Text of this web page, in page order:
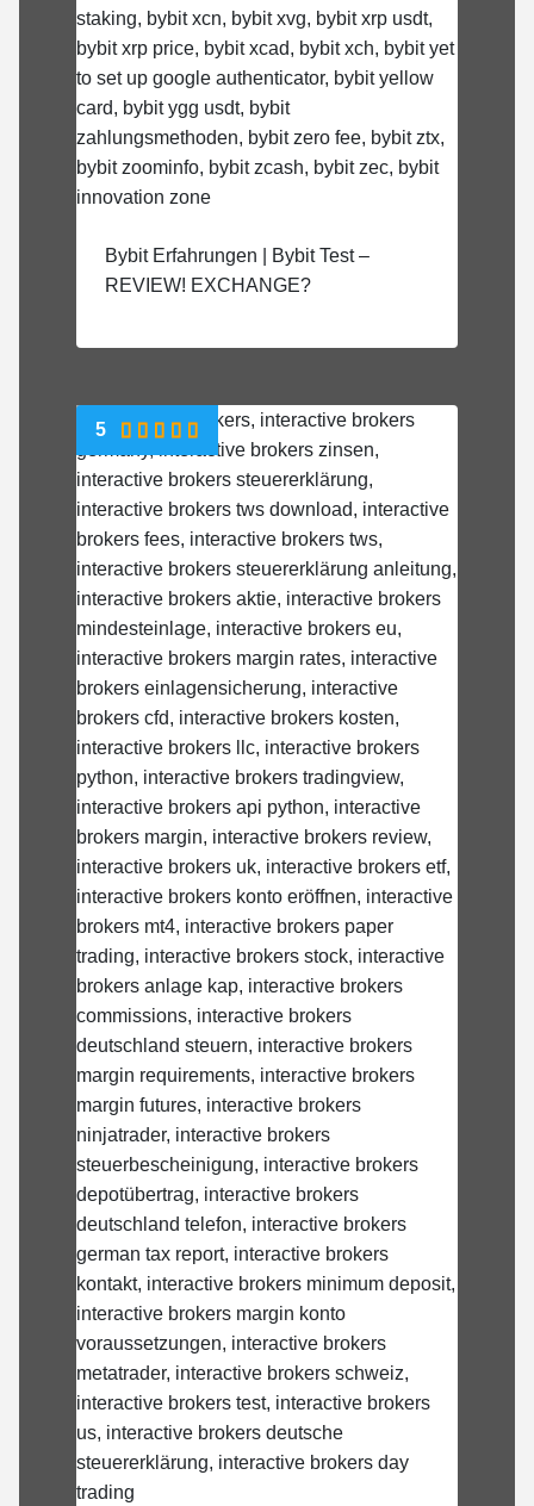
Bybit Erfahrungen | Bybit Test –
REVIEW! EXCHANGE?
5